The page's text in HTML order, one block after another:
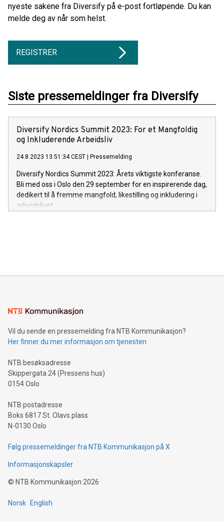
nyeste sakene fra Diversify på e-post fortløpende. Du kan
melde deg av når som helst.
REGISTRER
Siste pressemeldinger fra Diversify
Diversify Nordics Summit 2023: For et Mangfoldig
og Inkluderende Arbeidsliv
24.8.2023 13:51:34 CEST Pressemelding
Diversify Nordics Summit 2023: Årets viktigste konferanse.
Bli med oss i Oslo den 29 september for en inspirerende dag,
dedikert til å fremme mangfold, likestilling og inkludering i
arbeidslivet.
Vil du sende en pressemelding fra NTB Kommunikasjon?
Her finner du mer informasjon om tjenesten
NTB besøksadresse
Skippergata 24 (Pressens hus)
0154 Oslo
NTB postadresse
Boks 6817 St. Olavs plass
N-0130 Oslo
Følg pressemeldinger fra NTB Kommunikasjon på X
Informasjonskapsler
© NTB Kommunikasjon 2026
Norsk English